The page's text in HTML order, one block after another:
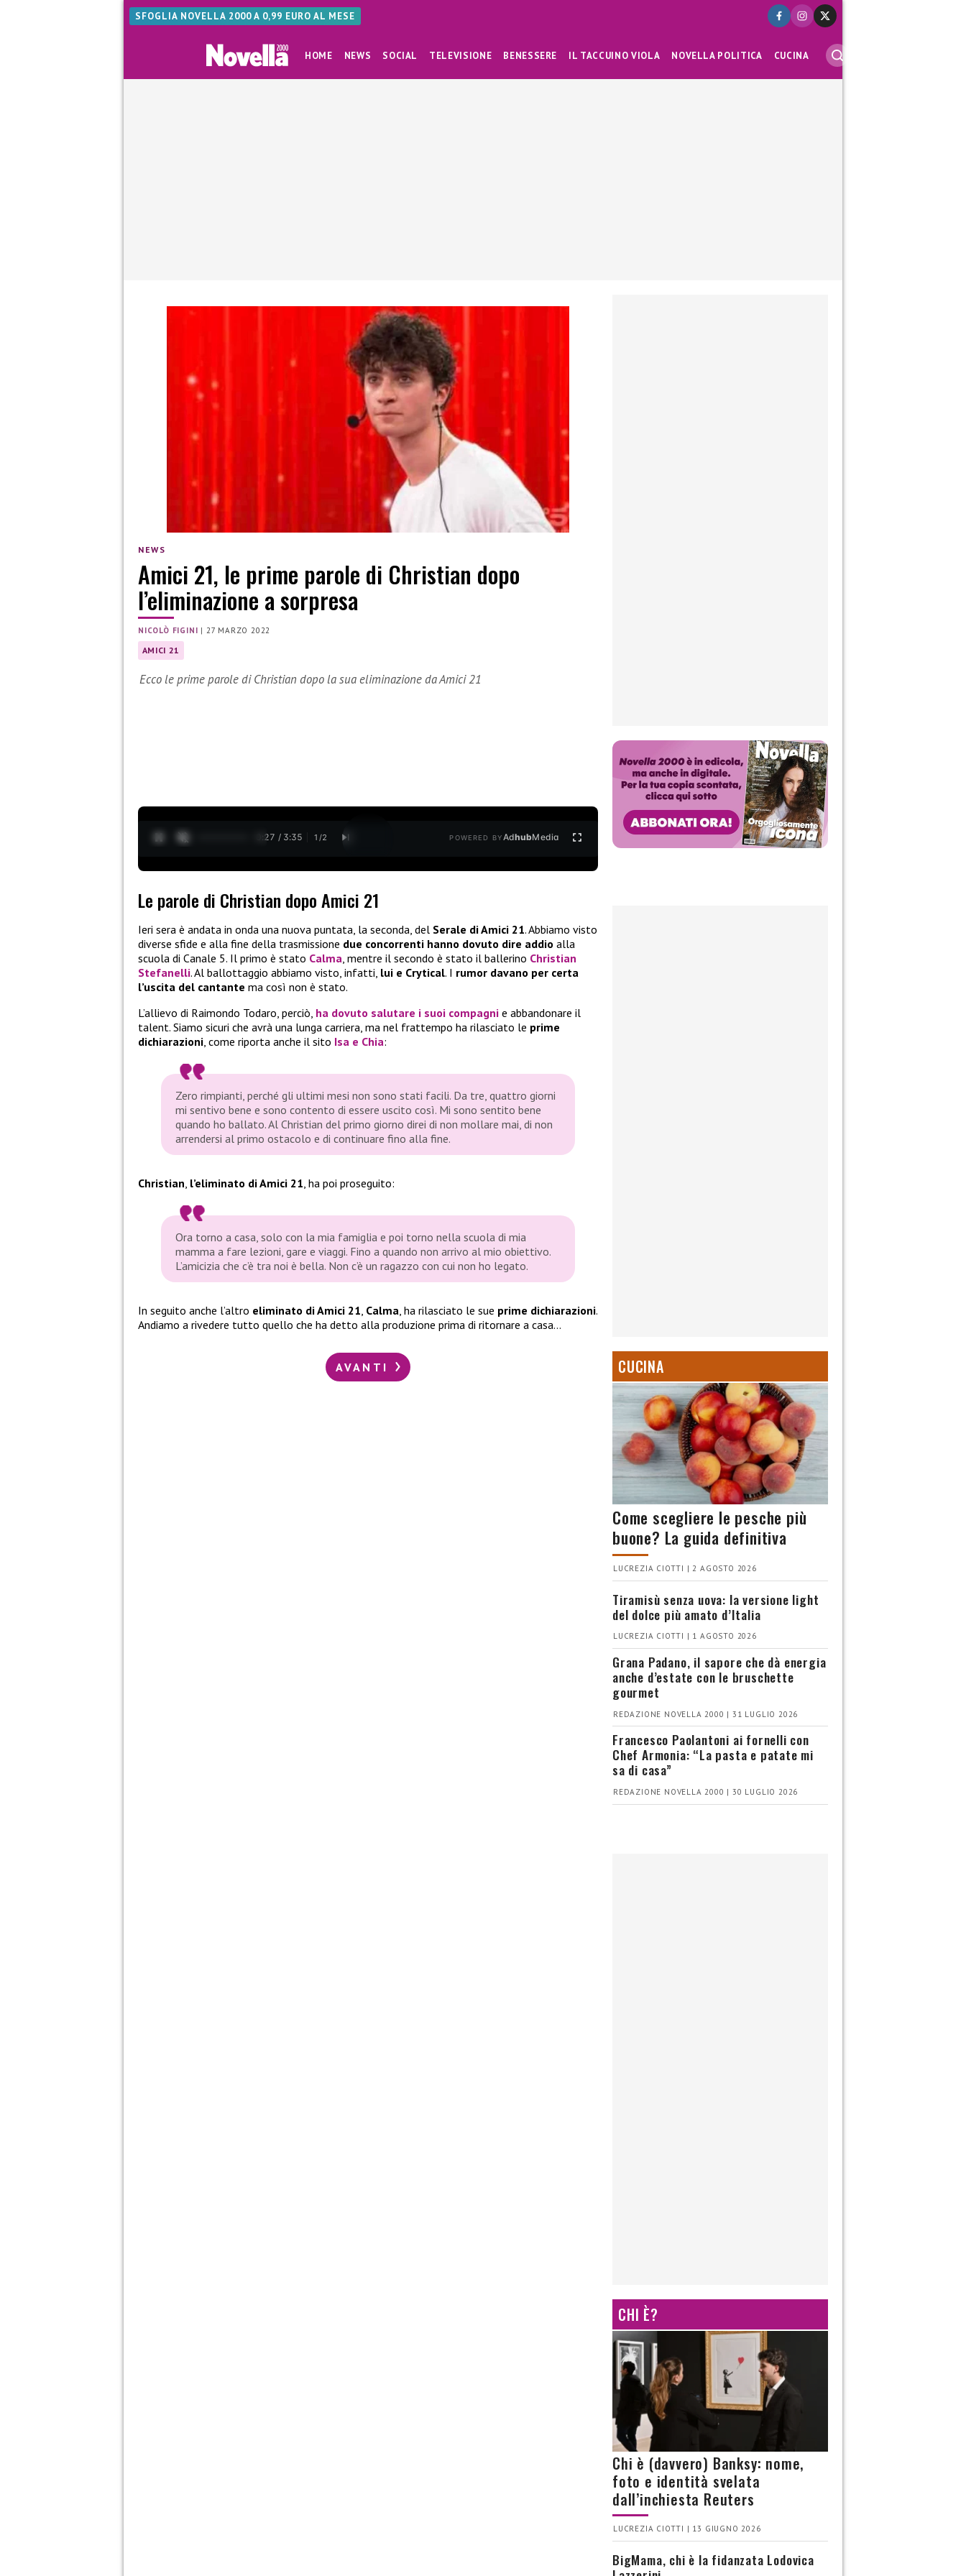
SFOGLIA NOVELLA 2000 A 0,99 EURO AL MESE
HOME NEWS SOCIAL TELEVISIONE BENESSERE IL TACCUINO VIOLA NOVELLA POLITICA CUCINA
NEWS
Amici 21, le prime parole di Christian dopo
l’eliminazione a sorpresa
NICOLÒ FIGINI | 27 MARZO 2022
AMICI 21
Ecco le prime parole di Christian dopo la sua eliminazione da Amici 21
0:28 / 3:35 1 /2 POWERED BYAdhubMedia
Le parole di Christian dopo Amici 21
Ieri sera è andata in onda una nuova puntata, la seconda, del Serale di Amici 21. Abbiamo visto
diverse sfide e alla fine della trasmissione due concorrenti hanno dovuto dire addio alla
scuola di Canale 5. Il primo è stato Calma, mentre il secondo è stato il ballerino Christian
Stefanelli. Al ballottaggio abbiamo visto, infatti, lui e Crytical. I rumor davano per certa
l’uscita del cantante ma così non è stato.
L’allievo di Raimondo Todaro, perciò, ha dovuto salutare i suoi compagni e abbandonare il
talent. Siamo sicuri che avrà una lunga carriera, ma nel frattempo ha rilasciato le prime
dichiarazioni, come riporta anche il sito Isa e Chia:
Zero rimpianti, perché gli ultimi mesi non sono stati facili. Da tre, quattro giorni
mi sentivo bene e sono contento di essere uscito così. Mi sono sentito bene
quando ho ballato. Al Christian del primo giorno direi di non mollare mai, di non
arrendersi al primo ostacolo e di continuare fino alla fine.
Christian, l’eliminato di Amici 21, ha poi proseguito:
Ora torno a casa, solo con la mia famiglia e poi torno nella scuola di mia
mamma a fare lezioni, gare e viaggi. Fino a quando non arrivo al mio obiettivo.
L’amicizia che c’è tra noi è bella. Non c’è un ragazzo con cui non ho legato.
In seguito anche l’altro eliminato di Amici 21, Calma, ha rilasciato le sue prime dichiarazioni.
Andiamo a rivedere tutto quello che ha detto alla produzione prima di ritornare a casa…
AVANTI CUCINA
Come scegliere le pesche più
buone? La guida definitiva
LUCREZIA CIOTTI | 2 AGOSTO 2026
Tiramisù senza uova: la versione light
del dolce più amato d’Italia
LUCREZIA CIOTTI | 1 AGOSTO 2026
Grana Padano, il sapore che dà energia
anche d’estate con le bruschette
gourmet
REDAZIONE NOVELLA 2000 | 31 LUGLIO 2026
Francesco Paolantoni ai fornelli con
Chef Armonia: “La pasta e patate mi
sa di casa”
REDAZIONE NOVELLA 2000 | 30 LUGLIO 2026
CHI È?
Chi è (davvero) Banksy: nome,
foto e identità svelata
dall’inchiesta Reuters
LUCREZIA CIOTTI | 13 GIUGNO 2026
BigMama, chi è la fidanzata Lodovica